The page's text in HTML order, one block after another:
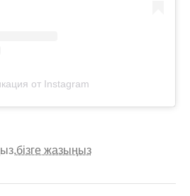
от Instagram
бізге жазыңыз